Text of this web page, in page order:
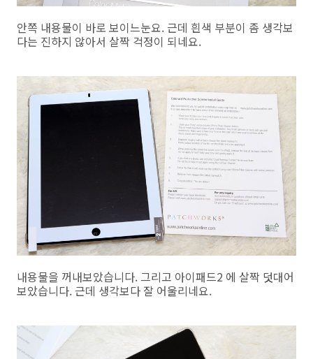
안쪽 내용물이 바로 보이느눈요. 근데 흰색 부분이 좀 생각보
다는 진하지 않아서 살짝 걱정이 되네요.
내용물을 꺼내보았습니다. 그리고 아이패드2 에 살짝 덧대어
보았습니다. 근데 생각보다 잘 어울리네요.